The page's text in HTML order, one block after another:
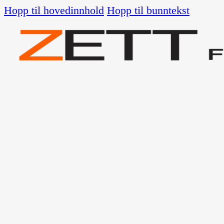
Hopp til hovedinnhold Hopp til bunntekst